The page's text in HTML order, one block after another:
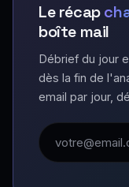
Le récap
boîte mail
Débrief du jour
dès la fin de
email par jour,
Adresse email